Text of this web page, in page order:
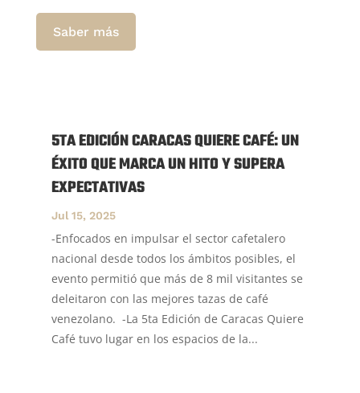
Saber más
5TA EDICIÓN CARACAS QUIERE CAFÉ: UN
ÉXITO QUE MARCA UN HITO Y SUPERA
EXPECTATIVAS
Jul 15, 2025
-Enfocados en impulsar el sector cafetalero
nacional desde todos los ámbitos posibles, el
evento permitió que más de 8 mil visitantes se
deleitaron con las mejores tazas de café
venezolano. -La 5ta Edición de Caracas Quiere
Café tuvo lugar en los espacios de la...